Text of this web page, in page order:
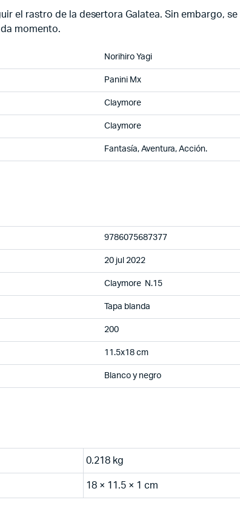
el rastro de la desertora Galatea. Sin embargo,
momento.
Norihiro Yagi
Panini Mx
Claymore
Claymore
Fantasía, Aventura, Acción.
9786075687377
20 jul 2022
Claymore N.15
Tapa blanda
200
11.5x18 cm
Blanco y negro
0.218 kg
18 × 11.5 × 1 cm